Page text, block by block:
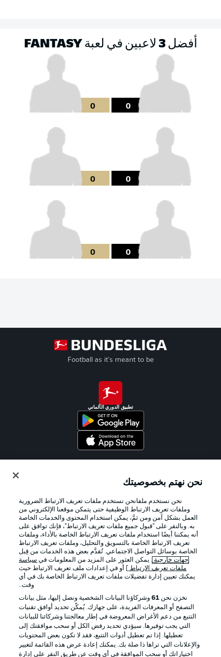
أفضل 3 لاعبين في لعبة FANTASY
0
0
0
0
0
0
Football as it's meant to be
تطبيق الدوري الألماني
الإعلانات الإخطارات القانونية
شروط الاستخدام القنوات الناقلة
الوظائف جهة النشر
تواصل معنا اللاعبون
نحن نهتم بخصوصيتك
نحن نستخدم ملفانحن نستخدم ملفات تعريف الارتباط الضرورية
وملفات تعريف الارتباط الوظيفية حتى يتمكن موقعنا الإلكتروني من
العمل بشكل آمن ومن ثمَّ، يمكن استخدام المحتوى والخدمات الخاصة
به. وبالنقر على "قبول جميع ملفات تعريف الارتباط"، فإنك توافق على
أنه يمكننا أيضًا استخدام ملفات تعريف الارتباط الخاصة بالأداء، وملفات
تعريف الارتباط الخاصة بالتسويق والتحليل، وملفات تعريف الارتباط
الخاصة بوسائل التواصل الاجتماعي. تُقدَّم بعض هذه الخدمات من قِبل
جهات خارجية . يمكن العثور على المزيد من المعلومات في سياسة
ملفات تعريف الارتباط
] أو في إعدادات ملف تعريف الارتباط حيث
يمكنك تعيين إدارة تفضيلات ملفات تعريف الارتباط الخاصة بك في أي
وقت..
نخزن نحن 61وشركاؤنا البيانات الشخصية ونصل إليها، مثل بيانات
التصفح أو المعرفات الفريدة، على جهازك. يُمكّن تحديد أوافق تقنيات
التتبع من دعم الأغراض المعروضة في إطار معالجتنا وشركائنا للبيانات
التي يجب توفيرها. سيؤدي تحديد رفض الكل أو سحب موافقتك إلى
تعطيلها. إذا تم تعطيل أدوات التتبع، فقد لا تكون بعض المحتويات
والإعلانات التي تراها ذا صلة بك. يمكنك إعادة عرض هذه القائمة لتغيير
اختياراتك أو سحب الموافقة في أي وقت عن طريق النقر على إدارة